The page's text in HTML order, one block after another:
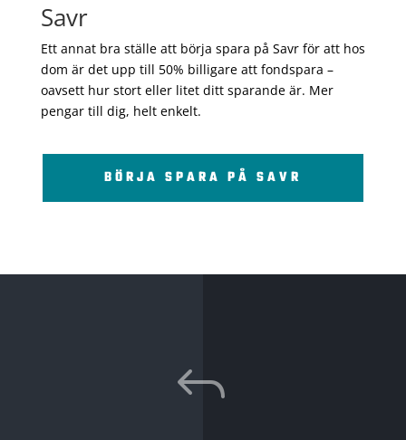
Savr
Ett annat bra ställe att börja spara på Savr för att hos
dom är det upp till 50% billigare att fondspara –
oavsett hur stort eller litet ditt sparande är. Mer
pengar till dig, helt enkelt.
BÖRJA SPARA PÅ SAVR
J